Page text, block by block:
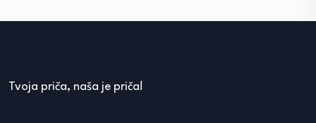
Tvoja priča, naša je priča!